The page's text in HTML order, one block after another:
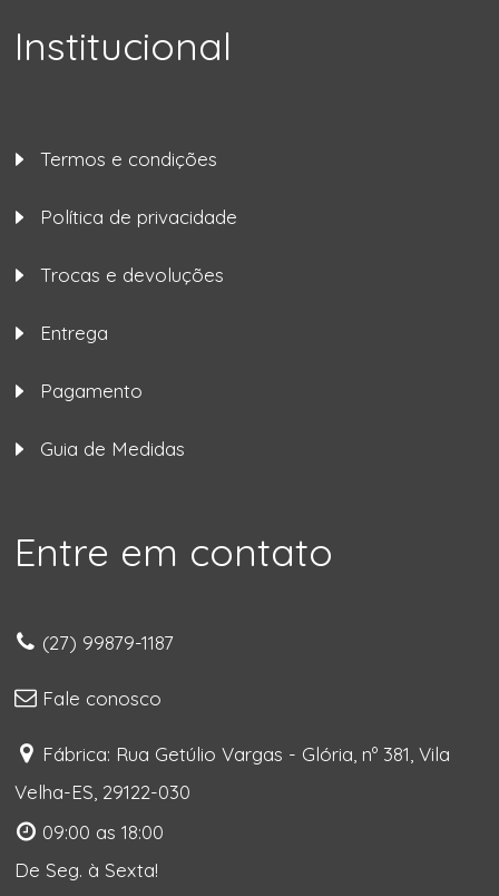
Institucional
Termos e condições
Política de privacidade
Trocas e devoluções
Entrega
Pagamento
Guia de Medidas
Entre em contato
(27) 99879-1187
Fale conosco
Fábrica: Rua Getúlio Vargas - Glória, nº 381, Vila
Velha-ES, 29122-030
09:00 as 18:00
De Seg. à Sexta!